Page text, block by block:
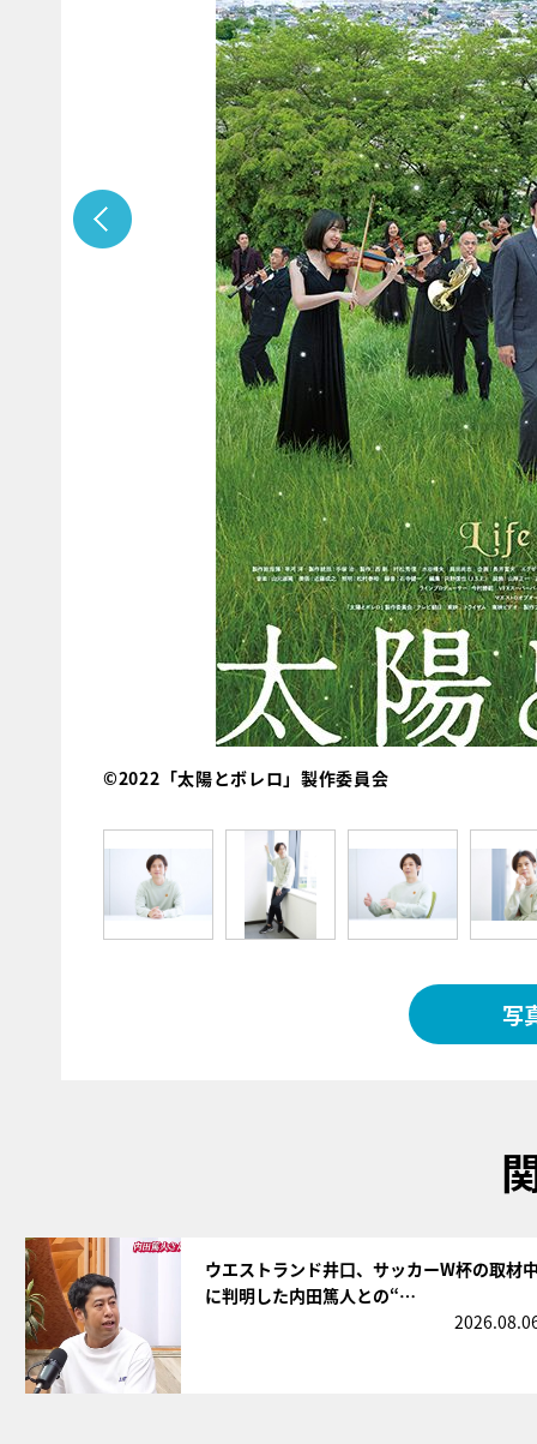
©2022「太陽とボレロ」製作委員会
写
ウエストランド井口、サッカーW杯の取材
に判明した内田篤人との“…